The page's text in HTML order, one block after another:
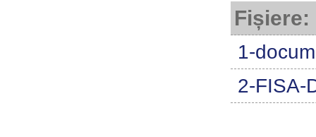
Fișiere:
1-
2-FISA-